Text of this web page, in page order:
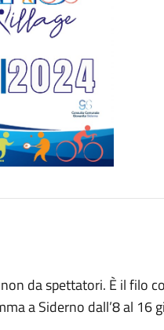
da spettatori. È il filo
a Siderno dall’8 al 16